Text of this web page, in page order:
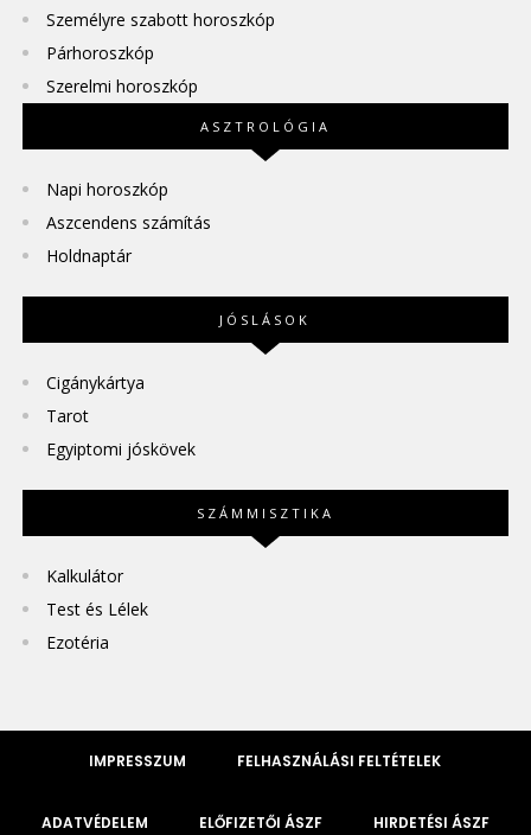
Személyre szabott horoszkóp
Párhoroszkóp
Szerelmi horoszkóp
ASZTROLÓGIA
Napi horoszkóp
Aszcendens számítás
Holdnaptár
JÓSLÁSOK
Cigánykártya
Tarot
Egyiptomi jóskövek
SZÁMMISZTIKA
Kalkulátor
Test és Lélek
Ezotéria
IMPRESSZUM FELHASZNÁLÁSI FELTÉTELEK
ADATVÉDELEM ELŐFIZETŐI ÁSZF HIRDETÉSI ÁSZF